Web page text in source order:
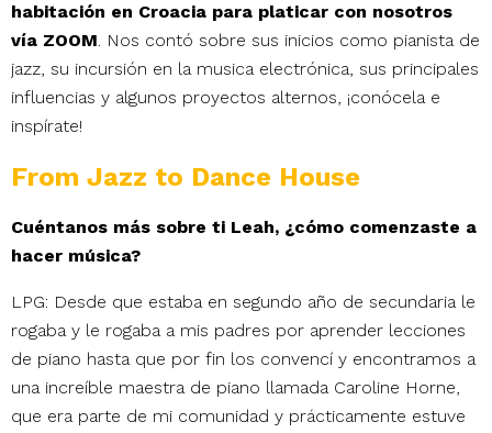
habitación en Croacia para platicar con nosotros
vía ZOOM. Nos contó sobre sus inicios como pianista de
jazz, su incursión en la musica electrónica, sus principales
influencias y algunos proyectos alternos, ¡conócela e
inspírate!
From Jazz to Dance House
Cuéntanos más sobre ti Leah, ¿cómo comenzaste a
hacer música?
LPG: Desde que estaba en segundo año de secundaria le
rogaba y le rogaba a mis padres por aprender lecciones
de piano hasta que por fin los convencí y encontramos a
una increíble maestra de piano llamada Caroline Horne,
que era parte de mi comunidad y prácticamente estuve